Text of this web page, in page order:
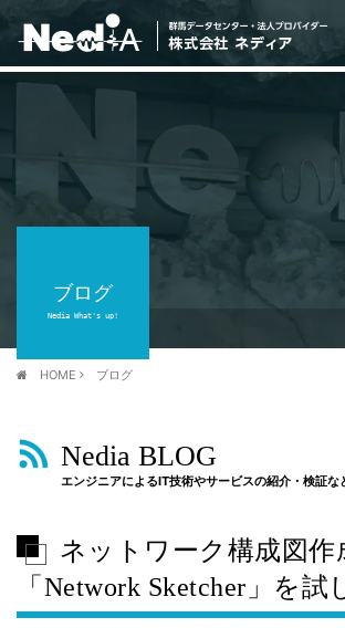
ブログ
Nedia What's up!
HOME ブログ
Nedia BLOG
エンジニアによるIT技術やサービスの紹介・検証な
ネットワーク構成図作
「Network Sketcher」を試